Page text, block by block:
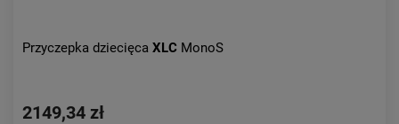
Przyczepka dziecięca XLC MonoS
2149,34 zł